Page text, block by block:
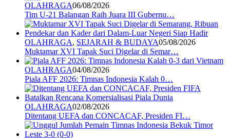
OLAHRAGA06/08/2026
Tim U-21 Balangan Raih Juara III Gubernu…
OLAHRAGA, SEJARAH & BUDAYA05/08/2026
Muktamar XVI Tapak Suci Digelar di Semar…
OLAHRAGA04/08/2026
Piala AFF 2026: Timnas Indonesia Kalah 0…
OLAHRAGA02/08/2026
Ditentang UEFA dan CONCACAF, Presiden FI…